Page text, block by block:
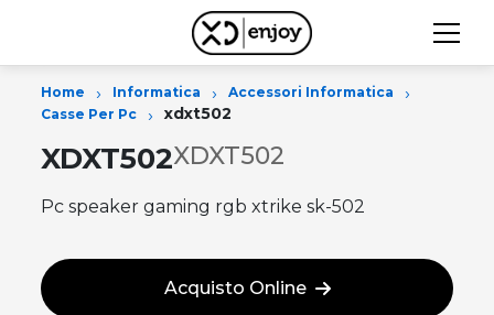
Home › Informatica › Accessori Informatica ›
Casse Per Pc › xdxt502
XDXT502XDXT502
Pc speaker gaming rgb xtrike sk-502
Acquisto Online